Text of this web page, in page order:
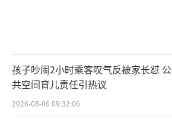
孩子吵闹2小时乘客叹气反被家长怼 公
共空间育儿责任引热议
2026-08-06 09:32:06